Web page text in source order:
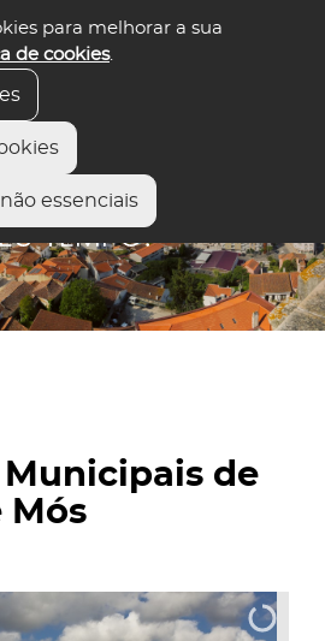
para melhorar a sua
de cookies.
essenciais
Municipais de
Mós